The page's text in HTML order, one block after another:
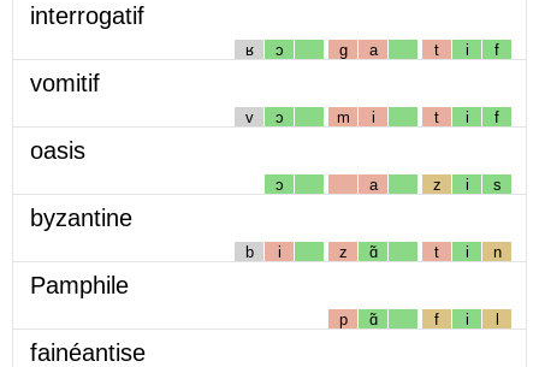
interrogatif
ʁ ɔ g a t i f
vomitif
v ɔ m i t i f
oasis
ɔ a z i s
byzantine
b i z ɑ̃ t i n
Pamphile
p ɑ̃ f i l
fainéantise